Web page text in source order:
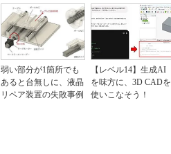
弱い部分が1箇所でも
あると台無しに、液晶
リペア装置の失敗事例
【レベル14】生成AI
を味方に、3D CADを
使いこなそう！